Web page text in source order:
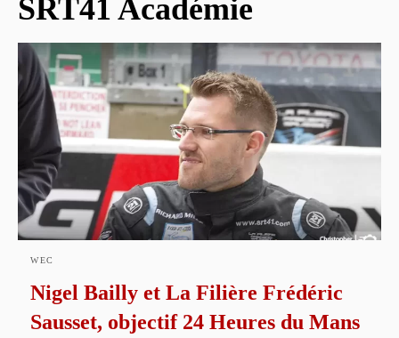
SRT41 Académie
WEC
Nigel Bailly et La Filière Frédéric
Sausset, objectif 24 Heures du Mans